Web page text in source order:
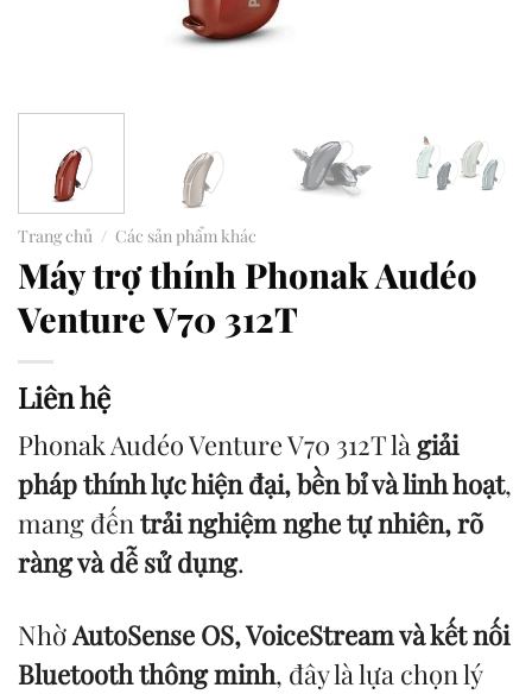
Trang chủ / Các sản phẩm khác
Máy trợ thính Phonak Audéo
Venture V70 312T
Liên hệ
Phonak Audéo Venture V70 312T là giải
pháp thính lực hiện đại, bền bỉ và linh hoạt,
mang đến trải nghiệm nghe tự nhiên, rõ
ràng và dễ sử dụng.
NhờAutoSense OS, VoiceStream và kết nối
Bluetooth thông minh, đây là lựa chọn lý